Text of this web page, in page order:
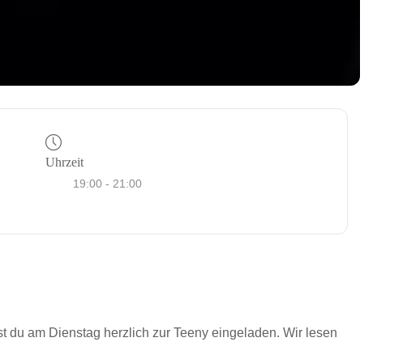
Uhrzeit
19:00 - 21:00
du am Dienstag herzlich zur Teeny eingeladen. Wir lesen